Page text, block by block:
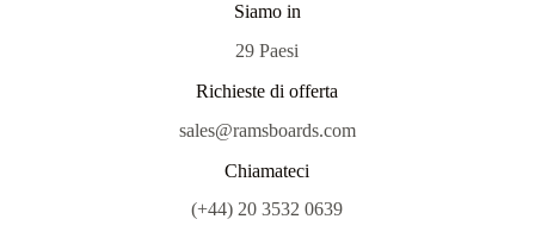
Siamo in
29 Paesi
Richieste di offerta
sales@ramsboards.com
Chiamateci
(+44) 20 3532 0639